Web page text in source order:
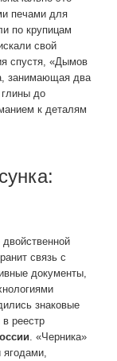
печами для
по крупицам
свой
спустя, «Дымов
занимающая два
до
к деталям
связь с
документы,
знаковые
реестр
. «Черника»